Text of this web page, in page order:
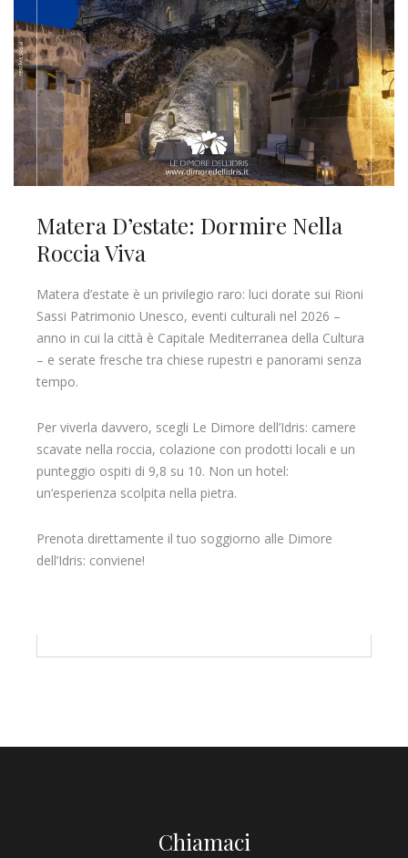
Matera D’estate: Dormire Nella
Roccia Viva
Matera d’estate è un privilegio raro: luci dorate sui Rioni
Sassi Patrimonio Unesco, eventi culturali nel 2026 –
anno in cui la città è Capitale Mediterranea della Cultura
– e serate fresche tra chiese rupestri e panorami senza
tempo.
Per viverla davvero, scegli Le Dimore dell’Idris: camere
scavate nella roccia, colazione con prodotti locali e un
punteggio ospiti di 9,8 su 10. Non un hotel:
un’esperienza scolpita nella pietra.
Prenota direttamente il tuo soggiorno alle Dimore
dell’Idris: conviene!
Chiamaci